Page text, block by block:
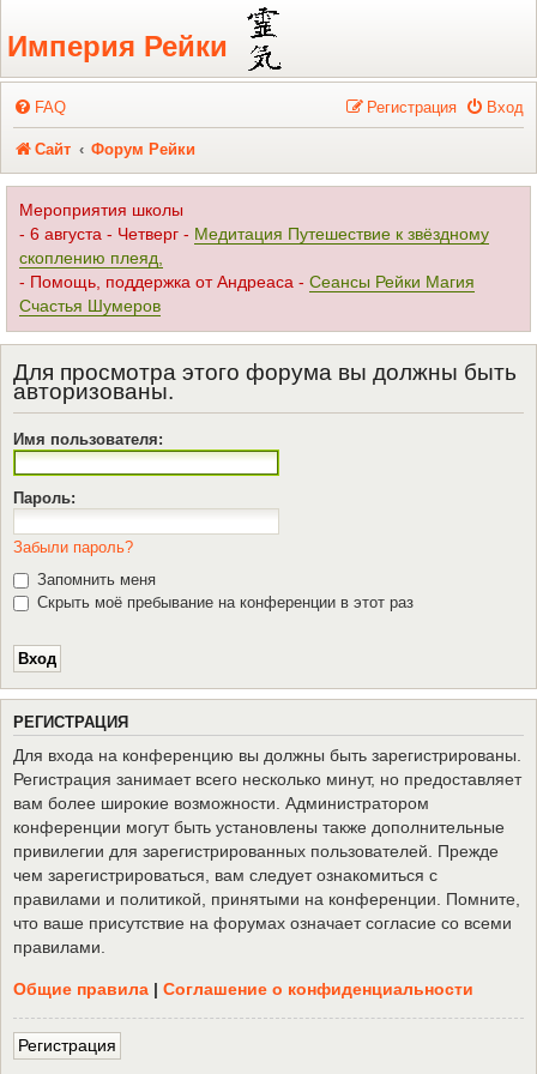
Регистрация
Империя Рейки
FAQ Вход
Регистрация
Сайт Форум Рейки
Мероприятия школы
- 6 августа - Четверг - Медитация Путешествие к звёздному
скоплению плеяд,
- Помощь, поддержка от Андреаса - Сеансы Рейки Магия
Счастья Шумеров
Для просмотра этого форума вы должны быть
авторизованы.
Имя пользователя:
Пароль:
Забыли пароль?
Запомнить меня
Скрыть моё пребывание на конференции в этот раз
РЕГИСТРАЦИЯ
Для входа на конференцию вы должны быть зарегистрированы.
Регистрация занимает всего несколько минут, но предоставляет
вам более широкие возможности. Администратором
конференции могут быть установлены также дополнительные
привилегии для зарегистрированных пользователей. Прежде
чем зарегистрироваться, вам следует ознакомиться с
правилами и политикой, принятыми на конференции. Помните,
что ваше присутствие на форумах означает согласие со всеми
правилами.
Общие правила | Соглашение о конфиденциальности
Регистрация